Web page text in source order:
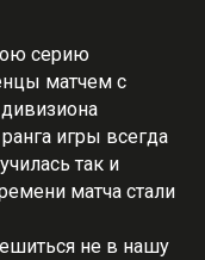
серию
матчем с
игры всегда
так и
матча стали
не в нашу